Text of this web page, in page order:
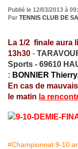
Publié le 12/03/2013 à
Par TENNIS CLUB DE
La 1/2 finale aura
13h30 - TA
Sports - 69610
: BONNIER
En cas de
le matin la
#Championnat 9-10